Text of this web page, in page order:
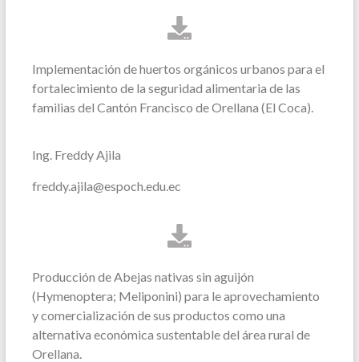
Implementación de huertos orgánicos urbanos para el
fortalecimiento de la seguridad alimentaria de las
familias del Cantón Francisco de Orellana (El Coca).
Ing. Freddy Ajila
freddy.ajila@espoch.edu.ec
Producción de Abejas nativas sin aguijón
(Hymenoptera; Meliponini) para le aprovechamiento
y comercialización de sus productos como una
alternativa económica sustentable del área rural de
Orellana.